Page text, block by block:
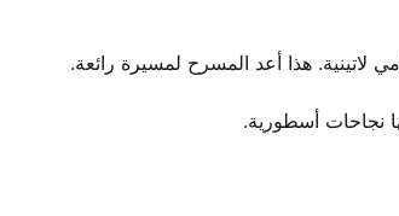
نجاحات أسطورية.